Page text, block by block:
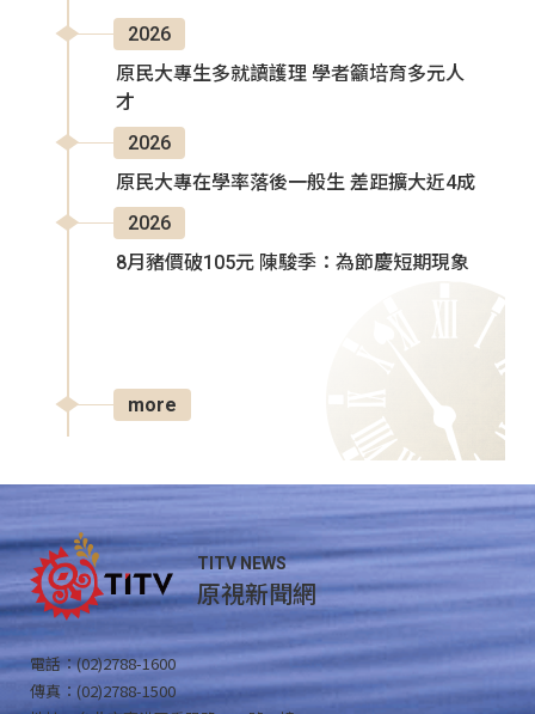
2026
原民大專生多就讀護理 學者籲培育多元人
才
2026
原民大專在學率落後一般生 差距擴大近4成
2026
8月豬價破105元 陳駿季：為節慶短期現象
more
TITV NEWS
原視新聞網
電話：(02)2788-1600
傳真：(02)2788-1500